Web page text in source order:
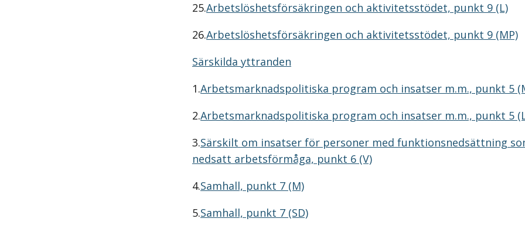
25.Arbetslöshetsförsäkringen och aktivitetsstödet, punkt 9 (L)
26.Arbetslöshetsförsäkringen och aktivitetsstödet, punkt 9 (MP)
Särskilda yttranden
1.Arbetsmarknadspolitiska program och insatser m.m., punkt 5
2.Arbetsmarknadspolitiska program och insatser m.m., punkt 5
3.Särskilt om insatser för personer med funktionsnedsättning
nedsatt arbetsförmåga, punkt 6 (V)
4.Samhall, punkt 7 (M)
5.Samhall, punkt 7 (SD)